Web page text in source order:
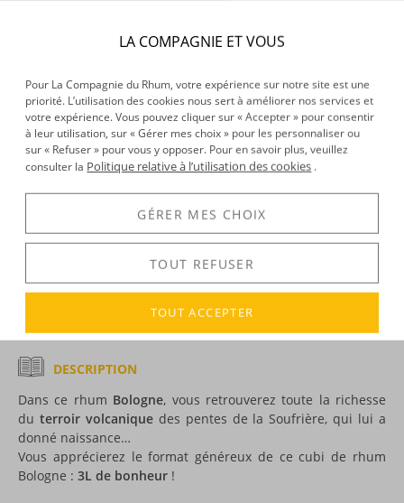
Colonne
Degré :50°
Médailles :Or 2026 au Concours Général Agricole de
Paris, Or 2025 et 2021 au Concours Mondial de
Bruxelles, Bronze 2025 et 2023 au Concours Général
Agricole de Paris, Argent 2022, 2020 et 2019 au
Concours Général Agricole de Paris
Voir tous les produits :Bologne
DESCRIPTION
Dans ce rhum Bologne, vous retrouverez toute la richesse
du terroir volcaniquedes pentes de la Soufrière, qui lui a
donné naissance…
Vous apprécierez le format généreux de ce cubi de rhum
Bologne : 3L de bonheur !
LA COMPAGNIE ET VOUS
Pour La Compagnie du Rhum, votre expérience sur notre site est une
priorité. L’utilisation des cookies nous sert à améliorer nos services et
votre expérience. Vous pouvez cliquer sur « Accepter » pour consentir
à leur utilisation, sur « Gérer mes choix » pour les personnaliser ou
sur « Refuser » pour vous y opposer. Pour en savoir plus, veuillez
consulter la Politique relative à l’utilisation des cookies .
GÉRER MES CHOIX
TOUT REFUSER
TOUT ACCEPTER